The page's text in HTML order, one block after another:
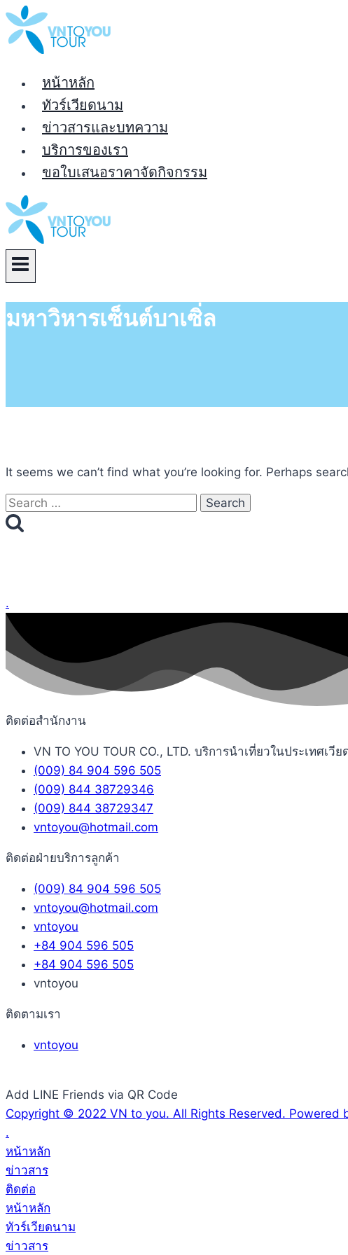
Skip
to
content
หน้าหลัก
ทัวร์เวียดนาม
ข่าวสารและบทความ
บริการของเรา
ขอใบเสนอราคาจัดกิจกรรม
มหาวิหารเซ็นต์บาเซิ่ล
It seems we can’t find what you’re looking for. Perhaps
Search
for:
.
ติดต่อสำนักงาน
VN TO YOU TOUR CO., LTD. บริการนำเที่ยวในประเทศ
(009) 84 904 596 505
(009) 844 38729346
(009) 844 38729347
vntoyou@hotmail.com
ติดต่อฝ่ายบริการลูกค้า
(009) 84 904 596 505
vntoyou@hotmail.com
vntoyou
+84 904 596 505
+84 904 596 505
vntoyou
ติดตามเรา
vntoyou
Add LINE Friends via QR Code
Copyright © 2022 VN to you. All Rights Reserved. Powered
.
หน้าหลัก
ข่าวสาร
ติดต่อ
หน้าหลัก
ทัวร์เวียดนาม
ข่าวสาร